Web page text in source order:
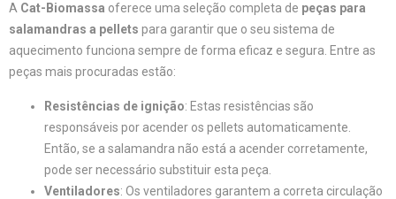
A Cat-Biomassa oferece uma seleção completa de peças para
salamandras a pellets para garantir que o seu sistema de
aquecimento funciona sempre de forma eficaz e segura. Entre as
peças mais procuradas estão:
Resistências de ignição: Estas resistências são
responsáveis por acender os pellets automaticamente.
Então, se a salamandra não está a acender corretamente,
pode ser necessário substituir esta peça.
Ventiladores: Os ventiladores garantem a correta circulação